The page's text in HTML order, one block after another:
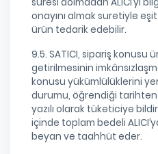
onayını almak suretiyle
ürün tedarik edebilir.
9.5. SATICI, sipariş konusu
getirilmesinin
konusu yükümlülüklerini
durumu, öğrendiği
yazılı olarak tüketiciye
içinde toplam bedeli
beyan ve taahhüt eder.